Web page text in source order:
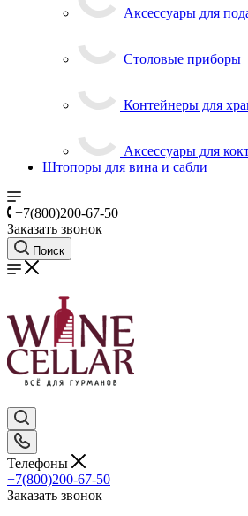
Аксессуары для
Столовые приборы
Контейнеры для
Аксессуары для
Штопоры для вина и сабли
+7(800)200-67-50
Заказать звонок
Поиск
Телефоны
+7(800)200-67-50
Заказать звонок